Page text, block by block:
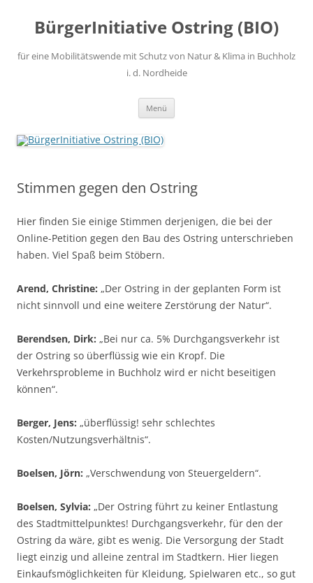
springen
BürgerInitiative Ostring (BIO)
für eine Mobilitätswende mit Schutz von Natur & Klima in Buchholz
i. d. Nordheide
Menü
Stimmen gegen den Ostring
Hier finden Sie einige Stimmen derjenigen, die bei der
Online-Petition gegen den Bau des Ostring unterschrieben
haben. Viel Spaß beim Stöbern.
Arend, Christine: „Der Ostring in der geplanten Form ist
nicht sinnvoll und eine weitere Zerstörung der Natur“.
Berendsen, Dirk: „Bei nur ca. 5% Durchgangsverkehr ist
der Ostring so überflüssig wie ein Kropf. Die
Verkehrsprobleme in Buchholz wird er nicht beseitigen
können“.
Berger, Jens: „überflüssig! sehr schlechtes
Kosten/Nutzungsverhältnis“.
Boelsen, Jörn: „Verschwendung von Steuergeldern“.
Boelsen, Sylvia: „Der Ostring führt zu keiner Entlastung
des Stadtmittelpunktes! Durchgangsverkehr, für den der
Ostring da wäre, gibt es wenig. Die Versorgung der Stadt
liegt einzig und alleine zentral im Stadtkern. Hier liegen
Einkaufsmöglichkeiten für Kleidung, Spielwaren etc., so gut